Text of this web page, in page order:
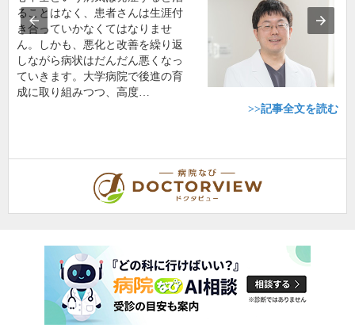
ることはなく、患者さんは生涯付
き合っていかなくてはなりませ
ん。しかも、悪化と改善を繰り返
しながら病状はだんだん悪くなっ
ていきます。大学病院で後進の育
成に取り組みつつ、高度…
>>記事全文を読む